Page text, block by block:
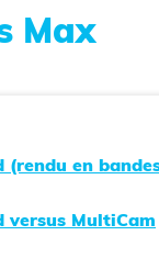
Max
(rendu en
versus MultiCam